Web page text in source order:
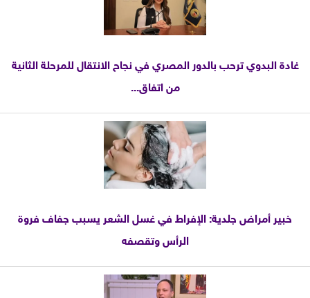
غادة البدوي ترحب بالدور المصري في نجاح الانتقال للمرحلة الثانية
من اتفاق...
خبير أمراض جلدية: الإفراط في غسل الشعر يسبب جفاف فروة
الرأس وتقصفه